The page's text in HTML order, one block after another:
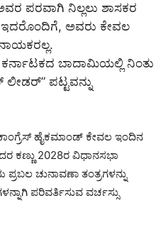
ಪರವಾಗಿ ನಿಲ್ಲಲು ಶಾಸಕರ
ಇದರೊಂದಿಗೆ, ಅವರು ಕೇವಲ
ಬಾದಾಮಿಯಲ್ಲಿ ನಿಂತು
ಪಟ್ಟವನ್ನು
ಹೈಕಮಾಂಡ್ ಕೇವಲ ಇಂದಿನ
ಕಣ್ಣು 2028ರ ವಿಧಾನಸಭಾ
ಚುನಾವಣಾ ತಂತ್ರಗಳನ್ನು
ಪರಿವರ್ತಿಸುವ ವರ್ಚಸ್ಸು